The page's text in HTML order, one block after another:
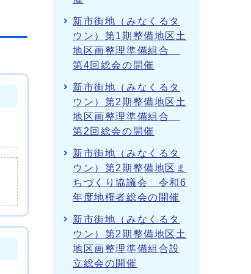
新市街地（みなくるタ
ウン）第1期整備地区土
地区画整理準備組合
第4回総会の開催
新市街地（みなくるタ
ウン）第2期整備地区土
地区画整理準備組合
第2回総会の開催
新市街地（みなくるタ
ウン）第2期整備地区ま
ちづくり協議会 令和6
年度地権者総会の開催
新市街地（みなくるタ
ウン）第2期整備地区土
地区画整理準備組合設
立総会の開催